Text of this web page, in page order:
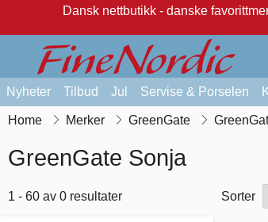
Dansk nettbutikk - danske
Nyheter Tilbud Jul Servise & Porselen
Home Merker GreenGate
GreenGate Sonja
1 - 60 av 0 resultater Sorter